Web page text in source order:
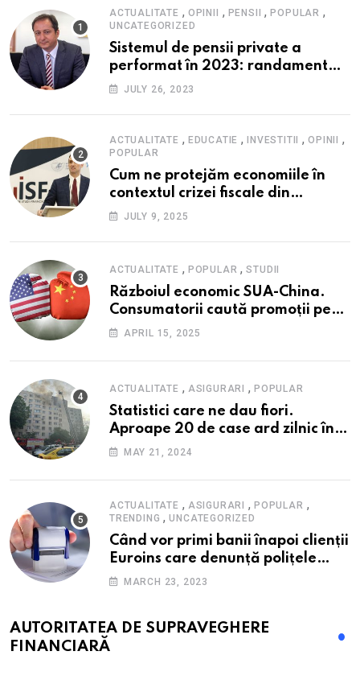
ACTUALITATE , OPINII , PENSII ,POPULAR ,
UNCATEGORIZED
Sistemul de pensii private a
performat în 2023: randament
peste inflație, active și plăți la
cadrul ofertei Hidroelectrica,
reziliența la crize
JULY 26, 2023
ACTUALITATE , EDUCATIE , INVESTITII ,OPINII ,
POPULAR
Cum ne protejăm economiile în
contextul crizei fiscale din
România- Valentin Ionescu,
Financiare (ISF)
JULY 9, 2025
ACTUALITATE , POPULAR ,STUDII
Războiul economic SUA-China.
Consumatorii caută promoții pe
fondul scumpirilor, mai ales la
APRIL 15, 2025
ACTUALITATE , ASIGURARI ,POPULAR
Statistici care ne dau fiori.
Aproape 20 de case ard zilnic în
România, iar pagubele au
nici 40 de lei pe lună
MAY 21, 2024
ACTUALITATE , ASIGURARI ,POPULAR ,
TRENDING ,UNCATEGORIZED
Când vor primi banii înapoi clienții
Euroins care denunță polițele
RCA? Toți pașii și toate termenele
MARCH 23, 2023
AUTORITATEA DE SUPRAVEGHERE
FINANCIARĂ